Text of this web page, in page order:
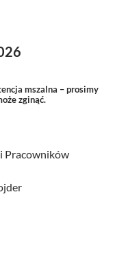
mszalna – prosimy
zginąć.
Pracowników